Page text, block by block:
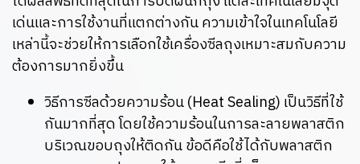
เด่นและการใช้งานที่แตกต่างกัน ความเข้าใจในเทคโนโลยี
เหล่านี้จะช่วยให้การเลือกใช้เครื่องซีลถุงเหมาะสมกับความ
ต้องการมากยิ่งขึ้น
วิธีการซีลด้วยความร้อน (Heat Sealing) เป็นวิธีที่ใช้
กันมากที่สุด โดยใช้ความร้อนในการละลายพลาสติก
บริเวณขอบถุงให้ติดกัน ข้อดีคือใช้ได้กับพลาสติก